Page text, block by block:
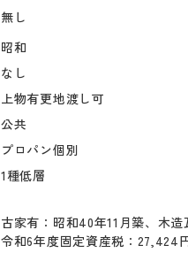
無し
昭和
なし
上物有更地渡し可
公共
プロパン個別
1種低層
古家有：昭和40年11月築、木
令和6年度固定資産税：27,424